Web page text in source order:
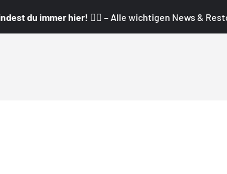
du immer hier! 👇🏼 – Alle wichtigen News &